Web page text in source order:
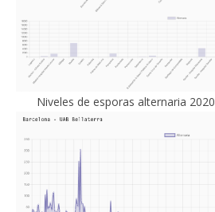
Niveles de esporas alternaria 2020